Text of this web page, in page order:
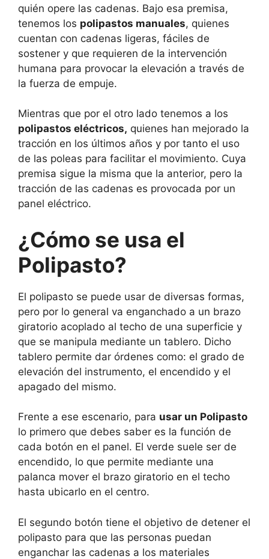
quién opere las cadenas. Bajo esa premisa,
tenemos los polipastos manuales, quienes
cuentan con cadenas ligeras, fáciles de
sostener y que requieren de la intervención
humana para provocar la elevación a través de
la fuerza de empuje.
Mientras que por el otro lado tenemos a los
polipastos eléctricos, quienes han mejorado la
tracción en los últimos años y por tanto el uso
de las poleas para facilitar el movimiento. Cuya
premisa sigue la misma que la anterior, pero la
tracción de las cadenas es provocada por un
panel eléctrico.
¿Cómo se usa el
Polipasto?
El polipasto se puede usar de diversas formas,
pero por lo general va enganchado a un brazo
giratorio acoplado al techo de una superficie y
que se manipula mediante un tablero. Dicho
tablero permite dar órdenes como: el grado de
elevación del instrumento, el encendido y el
apagado del mismo.
Frente a ese escenario, para usar un Polipasto
lo primero que debes saber es la función de
cada botón en el panel. El verde suele ser de
encendido, lo que permite mediante una
palanca mover el brazo giratorio en el techo
hasta ubicarlo en el centro.
El segundo botón tiene el objetivo de detener el
polipasto para que las personas puedan
enganchar las cadenas a los materiales